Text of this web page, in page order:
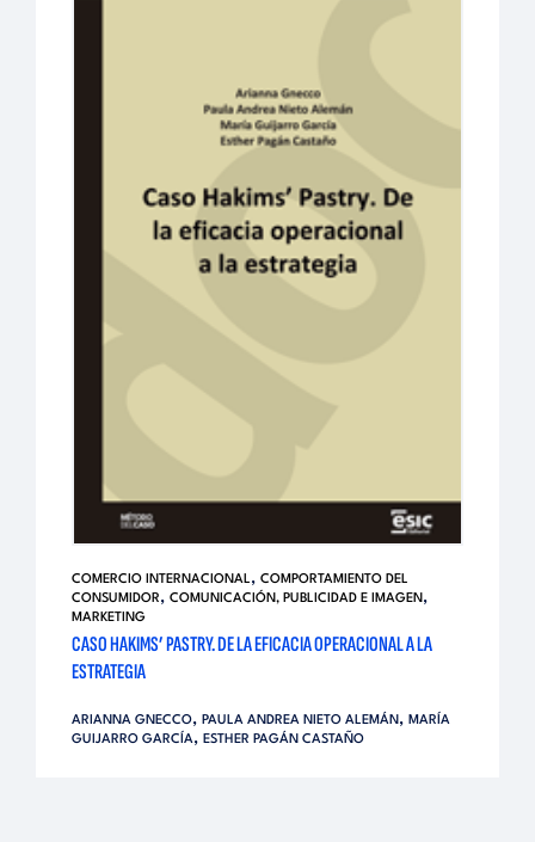
COMERCIO INTERNACIONAL, COMPORTAMIENTO DEL
CONSUMIDOR, COMUNICACIÓN, PUBLICIDAD E IMAGEN,
MARKETING
CASO HAKIMS’ PASTRY. DE LA EFICACIA OPERACIONAL A LA
ESTRATEGIA
ARIANNA GNECCO, PAULA ANDREA NIETO ALEMÁN, MARÍA
GUIJARRO GARCÍA, ESTHER PAGÁN CASTAÑO